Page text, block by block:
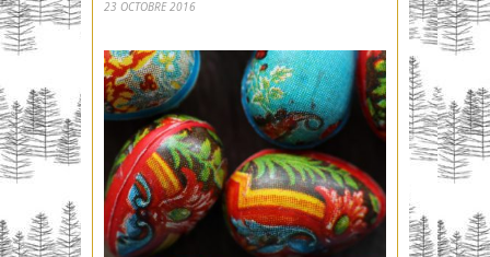
23 OCTOBRE 2016